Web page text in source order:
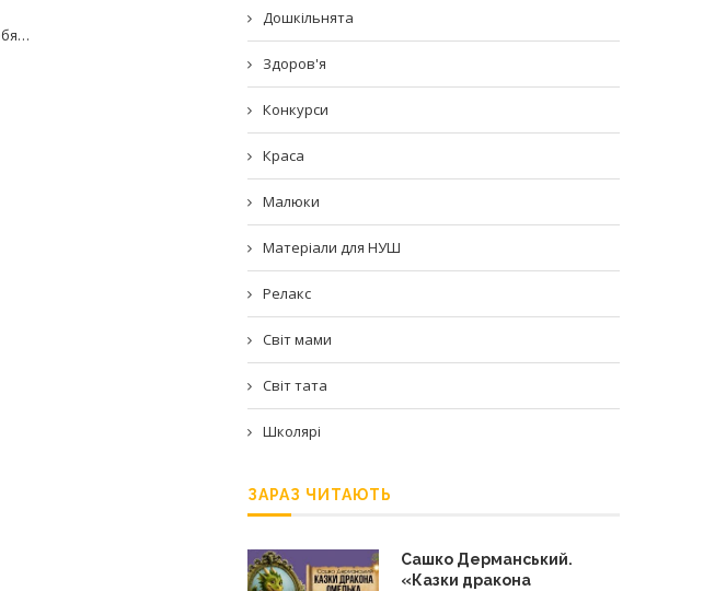
Дошкільнята
Здоров'я
Конкурси
Краса
Малюки
Матеріали для НУШ
Релакс
Світ мами
Світ тата
Школярі
ЗАРАЗ ЧИТАЮТЬ
Сашко Дерманський.
«Казки дракона